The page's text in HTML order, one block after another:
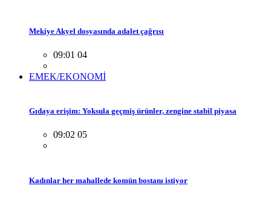
Mekiye Akyel dosyasında adalet çağrısı
09:01 04
EMEK/EKONOMİ
Gıdaya erişim: Yoksula geçmiş ürünler, zengine stabil piyasa
09:02 05
Kadınlar her mahallede komün bostanı istiyor